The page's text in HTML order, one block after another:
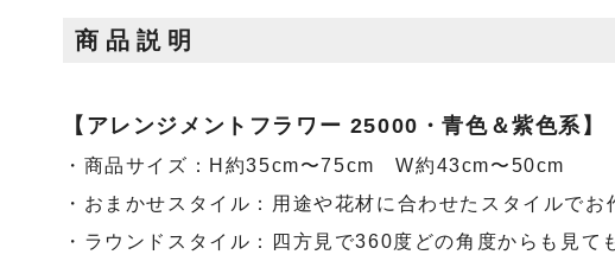
商品説明
【アレンジメントフラワー 25000・青色＆紫色系】
・商品サイズ：H約35cm〜75cm W約43cm〜50cm
・おまかせスタイル：用途や花材に合わせたスタイルでお
・ラウンドスタイル：四方見で360度どの角度からも見て